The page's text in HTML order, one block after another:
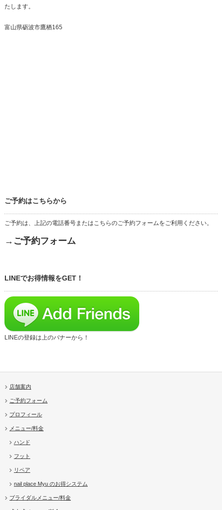
たします。
富山県砺波市鷹栖165
ご予約はこちらから
ご予約は、上記の電話番号またはこちらのご予約フォームをご利用ください。
→ご予約フォーム
LINEでお得情報をGET！
LINEの登録は上のバナーから！
店舗案内
ご予約フォーム
プロフィール
メニュー/料金
ハンド
フット
リペア
nail place Myu のお得システム
ブライダルメニュー/料金